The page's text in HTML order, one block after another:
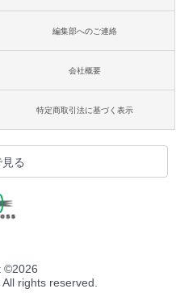
編集部へのご連絡
会社概要
特定商取引法に基づく表示
る
©2026
rights reserved.